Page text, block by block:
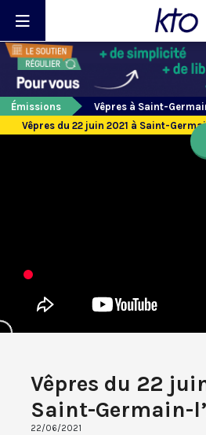
Émissions
Vêpres à Saint-
Vêpres du 22 juin 2021 à Saint-
Vêpres du 22
Saint-Germain-
22/06/2021